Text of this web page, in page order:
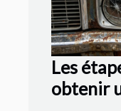
Les
obtenir